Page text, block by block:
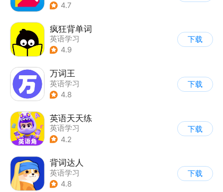
4.7
疯狂背单词
英语学习
4.9
下载
万词王
英语学习
4.8
下载
英语天天练
英语学习
4.2
下载
背词达人
英语学习
4.8
下载